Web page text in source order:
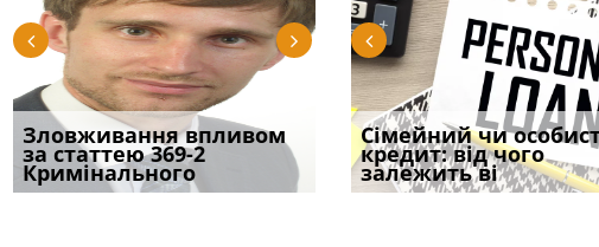
Якщо суд встановив для
відшкодування шкоди
наявніс
Документи, на яких не
проставляється
апостиль: пер
Зловживання впливом
за статтею 369-2
Кримінального
Переоформлення
відстрочки за іншою
підставою: нов
Чи потрібна ФОП
печатка у 2026 році:
правила засто
Сімейний чи
кредит: від чого
залежить ві
Восьмий ААС
підтвердив, що
може скас